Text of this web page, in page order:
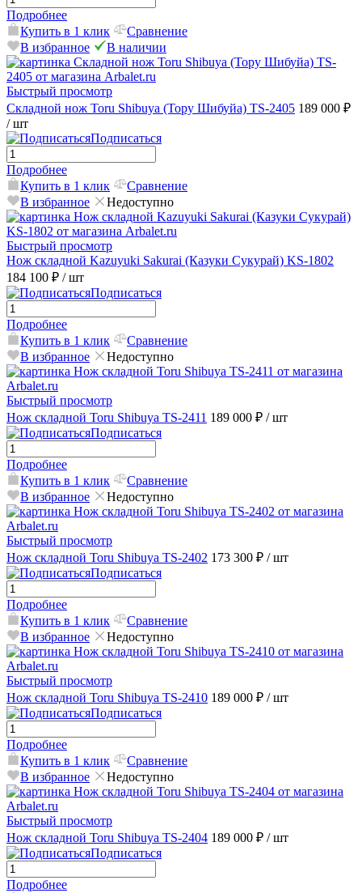
Подробнее
Купить в 1 клик
Сравнение
В избранное
В наличии
Быстрый просмотр
Складной нож Toru Shibuya (Тору Шибуйа) TS-2405 189 000 ₽
/ шт
Подписаться
Подробнее
Купить в 1 клик
Сравнение
В избранное
Недоступно
Быстрый просмотр
Нож складной Kazuyuki Sakurai (Казуки Сукурай) KS-1802
184 100 ₽ / шт
Подписаться
Подробнее
Купить в 1 клик
Сравнение
В избранное
Недоступно
Быстрый просмотр
Нож складной Toru Shibuya TS-2411 189 000 ₽ / шт
Подписаться
Подробнее
Купить в 1 клик
Сравнение
В избранное
Недоступно
Быстрый просмотр
Нож складной Toru Shibuya TS-2402 173 300 ₽ / шт
Подписаться
Подробнее
Купить в 1 клик
Сравнение
В избранное
Недоступно
Быстрый просмотр
Нож складной Toru Shibuya TS-2410 189 000 ₽ / шт
Подписаться
Подробнее
Купить в 1 клик
Сравнение
В избранное
Недоступно
Быстрый просмотр
Нож складной Toru Shibuya TS-2404 189 000 ₽ / шт
Подписаться
Подробнее